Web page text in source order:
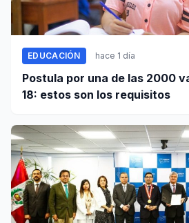
EDUCACIÓN hace 1 día
Postula por una de las 2000
18: estos son los requisitos